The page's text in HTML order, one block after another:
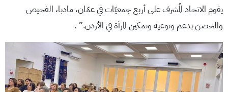
يقوم الاتحاد المُشرف على أربع جمعيّات في عمّان، مادبا، الفحيص
والحصن بدعم وتوعية وتمكين المرأة في الأردن.” .